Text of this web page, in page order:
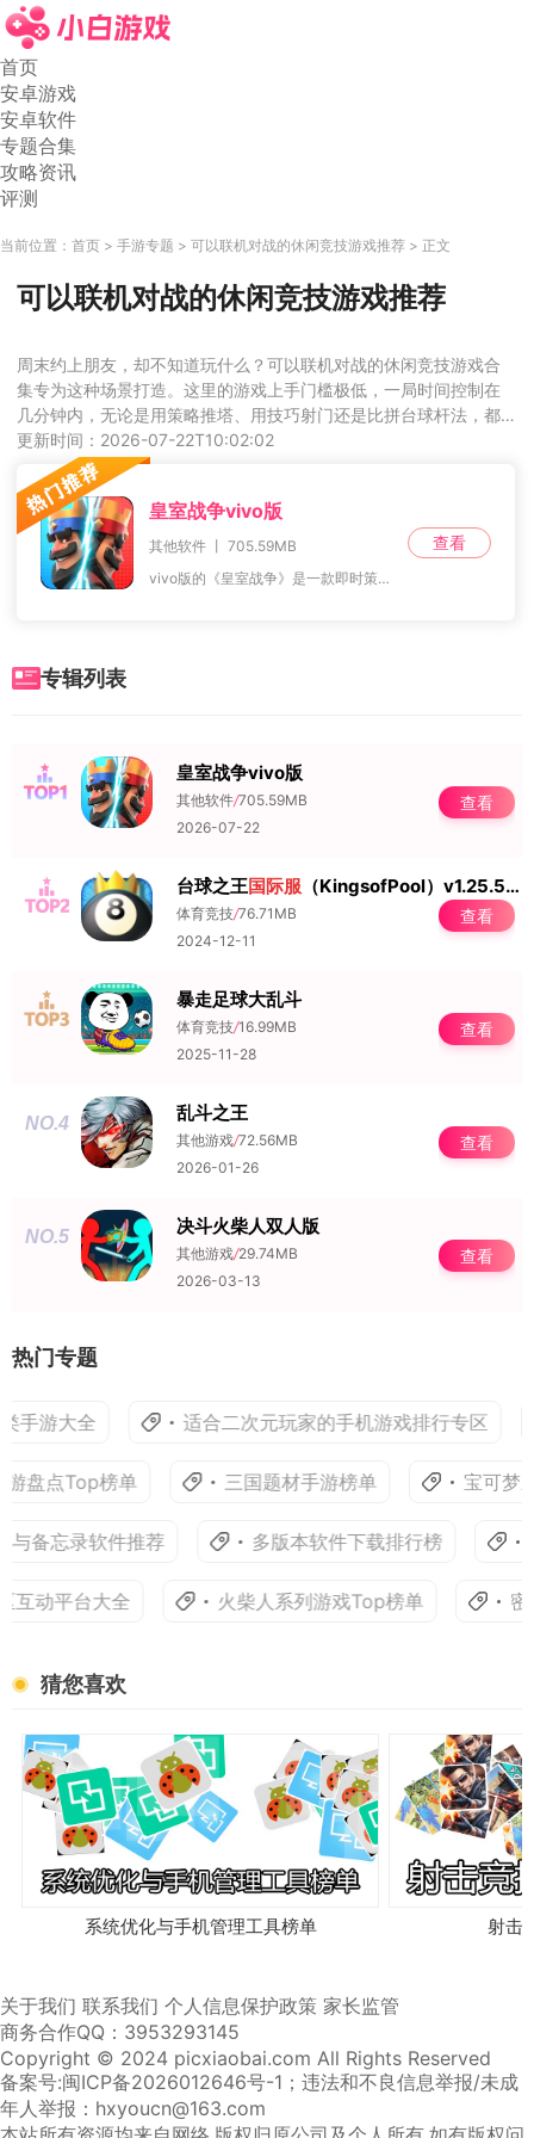
首页
安卓游戏
安卓软件
专题合集
攻略资讯
评测
当前位置： 首页 手游专题 可以联机对战的休闲竞技游戏推荐 正文
可以联机对战的休闲竞技游戏推荐
周末约上朋友，却不知道玩什么？可以联机对战的休闲竞技游戏合
集专为这种场景打造。这里的游戏上手门槛极低，一局时间控制在
几分钟内，无论是用策略推塔、用技巧射门还是比拼台球杆法，都
能快速分出胜负。匹配机制公平，网络延迟优化到位，让你和好友
在欢声笑语中度过碎片时间。不用肝等级，不用氪金变强，纯粹的
竞技乐趣才是核心。
更新时间：2026-07-22T10:02:02
皇室战争vivo版
其他软件 丨 705.59MB
vivo版的《皇室战争》是一款即时策略塔防类手游。玩家需在3分钟内，通过破坏对手的建筑来赢得星星，并在规定时间内获得更多星星以获胜。玩家必须在限定时间内运用各
查看
专辑列表
NO.1 皇室战争vivo版
其他软件/705.59MB
2026-07-22
查看
NO.2 台球之王国际服 （KingsofPool）v1.25.5安
体育竞技/76.71MB
2024-12-11
查看
NO.3 暴走足球大乱斗
体育竞技/16.99MB
2025-11-28
查看
NO.4 乱斗之王
其他游戏/72.56MB
2026-01-26
查看
NO.5 决斗火柴人双人版
其他游戏/29.74MB
2026-03-13
查看
热门专题
手游大全 适合二次元玩家的手机游戏排行专区
盘点Top榜单 三国题材手游榜单 宝可梦
备忘录软件推荐 多版本软件下载排行榜
互动平台大全 火柴人系列游戏Top榜单 密
猜您喜欢
系统优化与手机管理工具榜单 射击
关于我们 联系我们 个人信息保护政策 家长监管
商务合作QQ：3953293145
Copyright © 2024 picxiaobai.com All Rights Reserved
备案号:闽ICP备2026012646号-1 ；违法和不良信息举报/未成
年人举报：hxyoucn@163.com